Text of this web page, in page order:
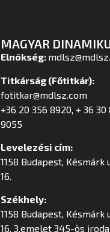
MAGYAR
Elnökség:
Titkárság (Főtitkár):
fotitkar@mdlsz.com
+36 20 356 8920, + 36 30
9055
Levelezési cím:
1158 Budapest, Késmárk
16.
Székhely:
1158 Budapest, Késmárk
16. 3.emelet 345-ös iroda